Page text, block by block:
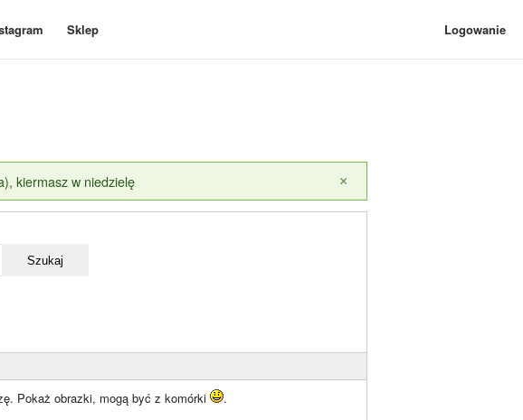
Sklep Logowanie
kiermasz w niedzielę ×
Szukaj
Pokaż obrazki, mogą być z komórki .